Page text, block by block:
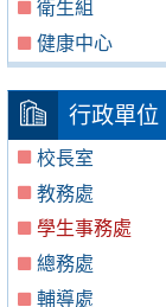
衛生組
健康中心
行政單位
校長室
教務處
學生事務處
總務處
輔導處